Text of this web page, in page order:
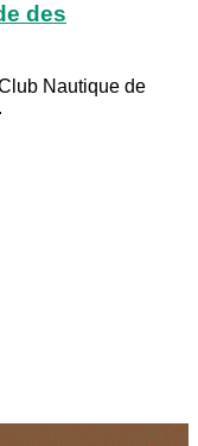
des
Nautique de